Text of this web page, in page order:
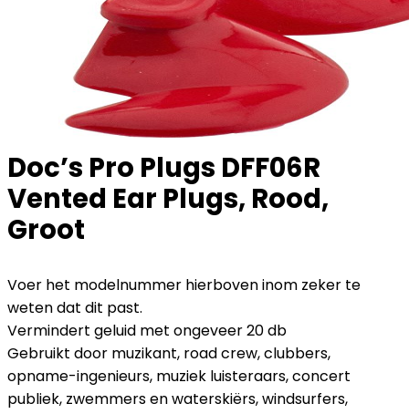
Doc’s Pro Plugs DFF06R
Vented Ear Plugs, Rood,
Groot
Voer het modelnummer hierboven inom zeker te
weten dat dit past.
Vermindert geluid met ongeveer 20 db
Gebruikt door muzikant, road crew, clubbers,
opname-ingenieurs, muziek luisteraars, concert
publiek, zwemmers en waterskiërs, windsurfers,